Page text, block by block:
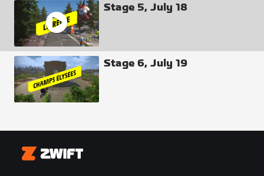
Stage 5, July 18
Stage 6, July 19
Zwift